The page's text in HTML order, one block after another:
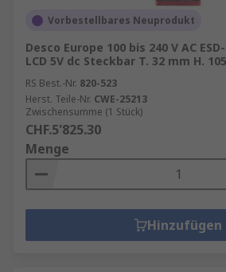
Vorbestellbares Neuprodukt
Desco Europe 100 bis 240 V AC
LCD 5V dc Steckbar T. 32 mm H.
RS Best.-Nr. 820-523
Herst. Teile-Nr. CWE-25213
Zwischensumme (1 Stück)
CHF.5'825.30
Menge
Hinzufügen